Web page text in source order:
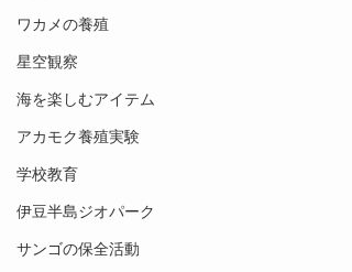
ワカメの養殖
星空観察
海を楽しむアイテム
アカモク養殖実験
学校教育
伊豆半島ジオパーク
サンゴの保全活動